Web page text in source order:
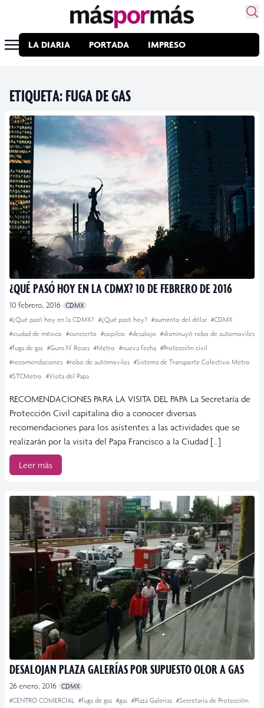
LA DIARIA PORTADA IMPRESO
ETIQUETA:FUGA DE GAS
¿QUÉ PASÓ HOY EN LA CDMX? 10 DE FEBRERO DE 2016
10 febrero, 2016 CDMX
#¿Qué pasó hoy en la CDMX? #¿Qué pasó hoy? #aumento del dólar #CDMX
#ciudad de méxico #concierto #copilco #desalojo #disminuyó robo de automoviles
#fuga de gas #Guns N' Roses #Metro #nueva fecha #Protección civil
#recomendaciones #robo de autómoviles #Sistema de Transporte Colectivo Metro
#STCMetro #Visita del Papa
RECOMENDACIONES PARA LA VISITA DEL PAPA La Secretaría de
Protección Civil capitalina dio a conocer diversas
recomendaciones para los asistentes a las actividades que se
realizarán por la visita del Papa Francisco a la Ciudad […]
Leer más
DESALOJAN PLAZA GALERÍAS POR SUPUESTO OLOR A GAS
26 enero, 2016 CDMX
#CENTRO COMERCIAL
#fuga de gas #gas #Plaza Galerías #Secretaría de Protección